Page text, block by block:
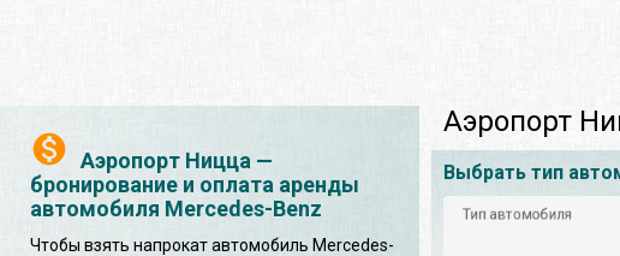
Аэропорт Ницца —
бронирование и оплата аренды
автомобиля Mercedes-Benz
Чтобы взять напрокат автомобиль Mercedes-
Аэропорт
Выбрать тип
Тип автомобиля